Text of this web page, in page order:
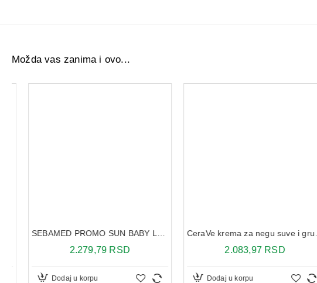
Možda vas zanima i ovo...
SEBAMED PROMO SUN BABY LOSIONZA ZAŠTITU OD SUNCA ZA DECU SPF50+ 200 ML+ SUN LOSION ZA SUNČANJE SPF30+ 150 ML
2.279,79 RSD
Dodaj u korpu
CeraVe krema za negu suve i grube kože 340 ml
2.083,97 RSD
Dodaj u korpu